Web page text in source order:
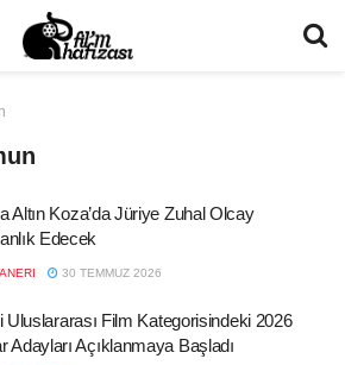
Altın Koza’da Jüriye Zuhal Olcay
Edecek
30 TEMMUZ 2026
Uluslararası Film Kategorisindeki 2026
Adayları Açıklanmaya Başladı